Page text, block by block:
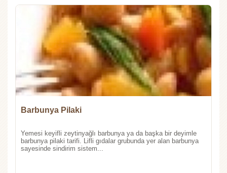
Barbunya Pilaki
Yemesi keyifli zeytinyağlı barbunya ya da başka bir deyimle
barbunya pilaki tarifi. Lifli gıdalar grubunda yer alan barbunya
sayesinde sindirim sistem...